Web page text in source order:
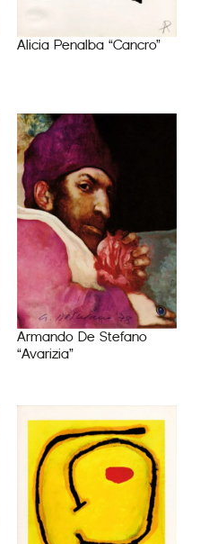
Alicia Penalba “Cancro”
Armando De Stefano
“Avarizia”